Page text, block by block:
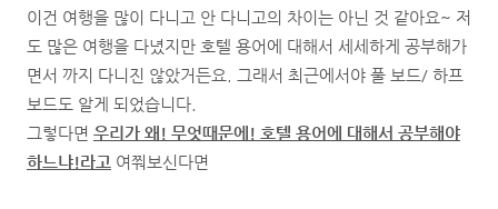
이건 여행을 많이 다니고 안 다니고의 차이는 아닌 것 같아요~ 저
도 많은 여행을 다녔지만 호텔 용어에 대해서 세세하게 공부해가
면서 까지 다니진 않았거든요. 그래서 최근에서야 풀 보드/ 하프
보드도 알게 되었습니다.
그렇다면 우리가 왜! 무엇때문에! 호텔 용어에 대해서 공부해야
하느냐!라고 여쭤보신다면